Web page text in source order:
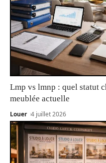
Lmp vs lmnp : quel statut
meublée actuelle
Louer 4 juillet 2026